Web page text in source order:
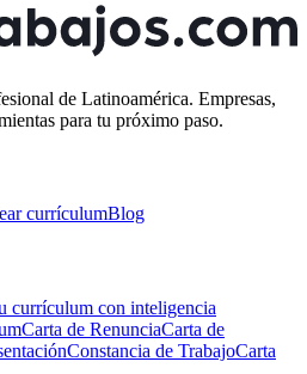
de Latinoamérica. Empresas,
para tu próximo paso.
currículumBlog
currículum con inteligencia
Carta de RenunciaCarta de
Constancia de TrabajoCarta